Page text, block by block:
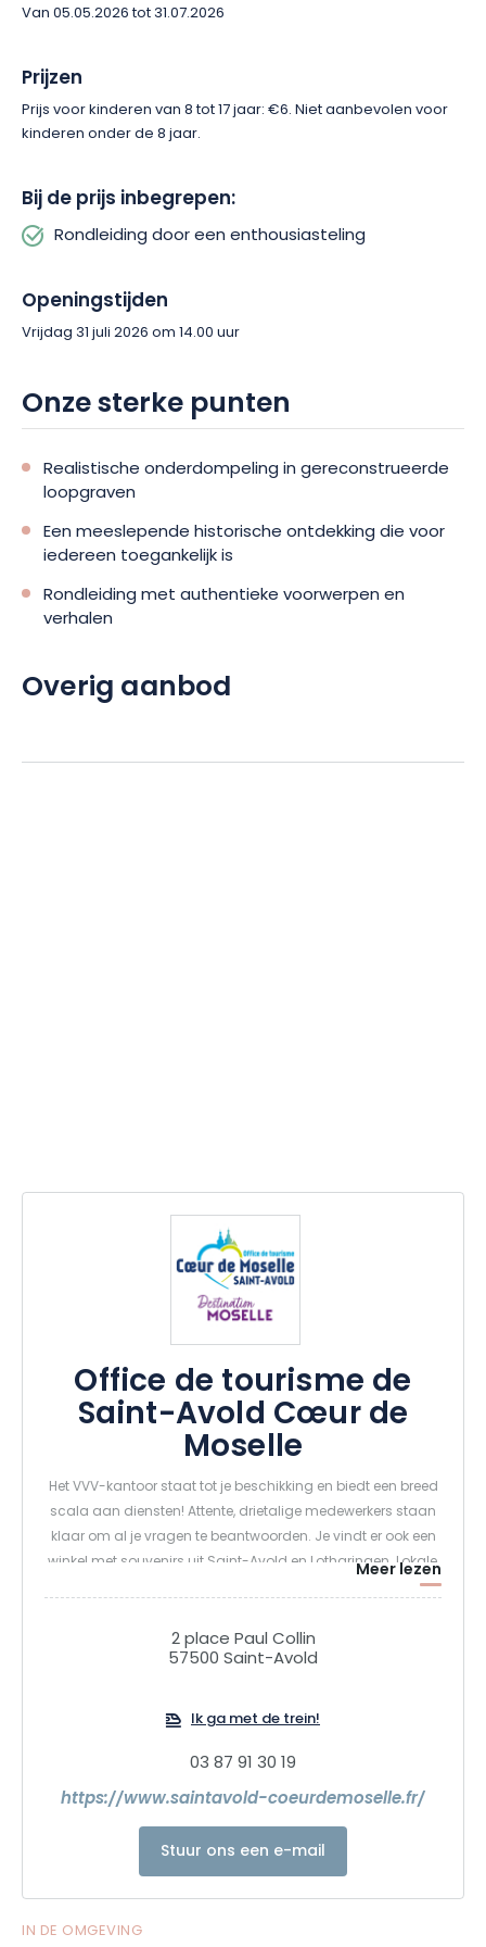
een onvergetelijke ervaring bij Memoriz. Boek je plaats op
deze meeslepende tour en ontdek de loopgraven alsof je er
zelf bij was.
Van 05.05.2026 tot 31.07.2026
Prijzen
Prijs voor kinderen van 8 tot 17 jaar: €6. Niet aanbevolen voor
kinderen onder de 8 jaar.
Bij de prijs inbegrepen:
Rondleiding door een enthousiasteling
Openingstijden
Vrijdag 31 juli 2026 om 14.00 uur
Onze sterke punten
Realistische onderdompeling in gereconstrueerde
loopgraven
Een meeslepende historische ontdekking die voor
iedereen toegankelijk is
Rondleiding met authentieke voorwerpen en
verhalen
Overig aanbod
Office de tourisme de
Saint-Avold Cœur de
Moselle
Het VVV-kantoor staat tot je beschikking en biedt een breed
scala aan diensten! Attente, drietalige medewerkers staan
klaar om al je vragen te beantwoorden. Je vindt er ook een
winkel met souvenirs uit Saint-Avold en Lotharingen. Lokale,
kaarten, pretparken, evenementen, culturele, sportieve en
recreatieve activiteiten voor u en uw kinderen...
Meer lezen
2 place Paul Collin
57500 Saint-Avold
Ik ga met de trein!
03 87 91 30 19
https://www.saintavold-coeurdemoselle.fr/
Stuur ons een e-mail
IN DE OMGEVING